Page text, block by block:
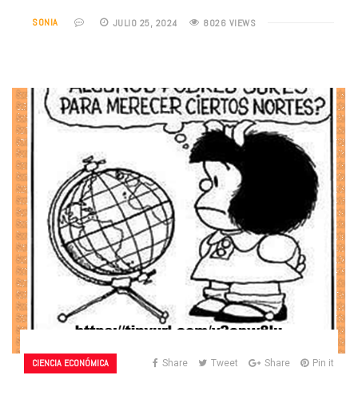
SONIA JULIO 25, 2024 8026 VIEWS
CIENCIA ECONÓMICA Share Tweet Share Pin it